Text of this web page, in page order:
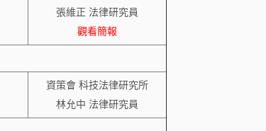
張維正 法律研究員
觀看簡報
資策會 科技法律研究所
林允中 法律研究員